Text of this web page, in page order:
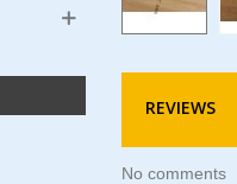
REVIEWS
No comments